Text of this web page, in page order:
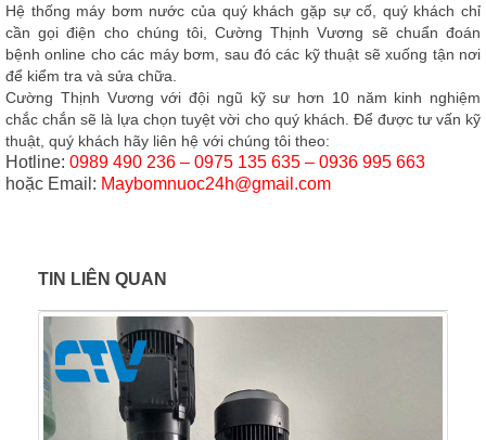
Hệ thống máy bơm nước của quý khách gặp sự cố, quý khách chỉ
cần gọi điện cho chúng tôi,Cường Thịnh Vương sẽ chuẩn đoán
bệnh online cho các máy bơm, sau đó các kỹ thuật sẽ xuống tận nơi
để kiểm tra và sửa chữa.
Cường Thịnh Vương với đội ngũ kỹ sư hơn 10 năm kinh nghiệm
chắc chắn sẽ là lựa chọn tuyệt vời cho quý khách. Để được tư vấn kỹ
thuật, quý khách hãy liên hệ với chúng tôi theo:
Hotline: 0989 490 236 – 0975 135 635 – 0936 995 663
hoặc Email: Maybomnuoc24h@gmail.com
TIN LIÊN QUAN